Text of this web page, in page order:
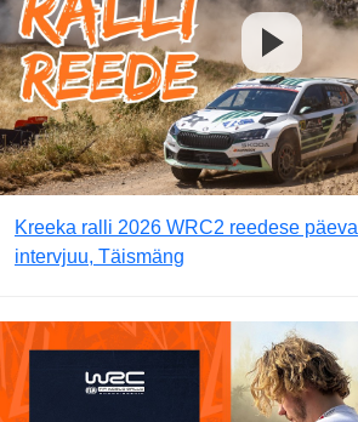
Kreeka ralli 2026 WRC2 reedese
intervjuu, Täismäng